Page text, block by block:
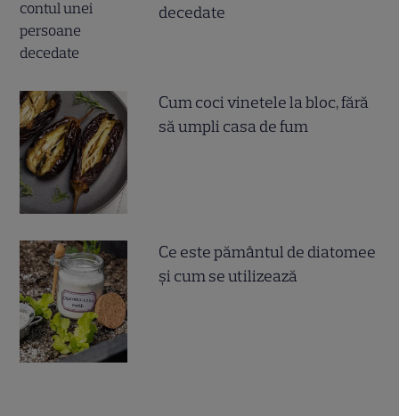
decedate
Cum coci vinetele la bloc, fără
să umpli casa de fum
Ce este pământul de diatomee
și cum se utilizează